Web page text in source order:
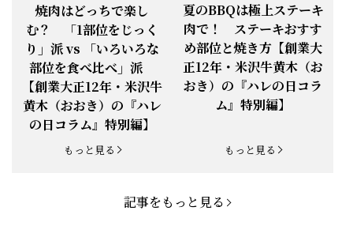
お知らせ 2025.5.28 「初夏の肉祭り」開催中
お知らせ 2025.5.19 「父の日特集」開催中
お知らせ 2025.4.28 「BBQ企画」開催中！
お知らせ 2025.4.28 「母の日企画」開催中！
焼肉はどっちで楽し
む？ 「1部位をじっく
り」派 vs 「いろいろな
部位を食べ比べ」派
【創業大正12年・米沢牛
黄木（おおき）の『ハレ
の日コラム』特別編】
もっと見る
夏のBBQは極上ステーキ
肉で！ ステーキおすす
め部位と焼き方【創業大
正12年・米沢牛黄木（お
おき）の『ハレの日コラ
ム』特別編】
もっと見る
記事をもっと見る